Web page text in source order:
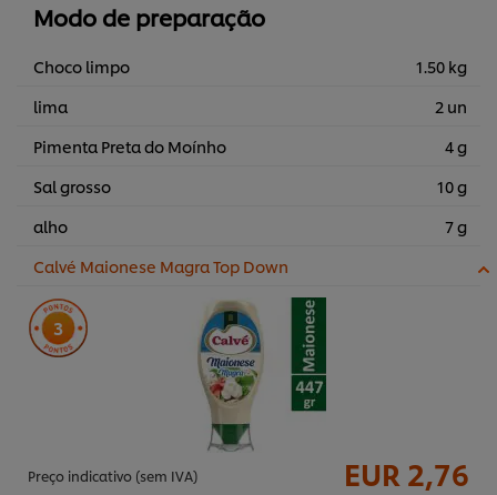
Modo de preparação
Choco limpo
1.50 kg
lima
2 un
Pimenta Preta do Moínho
4 g
Sal grosso
10 g
alho
7 g
Calvé Maionese Magra Top Down
3
Preço indicativo (sem IVA) EUR 2,76